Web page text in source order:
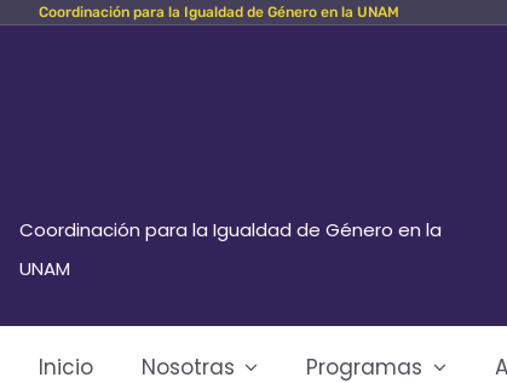
Skip Coordinación para la Igualdad de Género en la UNAM
Coordinación para la Igualdad de Género en la
UNAM
Inicio Nosotras Programas